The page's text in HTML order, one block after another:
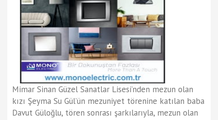
Mimar Sinan Güzel Sanatlar Lisesi’nden mezun olan
kızı Şeyma Su Gül’ün mezuniyet törenine katılan baba
Davut Güloğlu, tören sonrası şarkılarıyla, mezun olan